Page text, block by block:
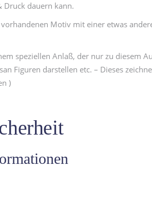
Druck dauern kann.
Motiv mit einer etwas
speziellen Anlaß, der nur zu diesem
Figuren darstellen etc. – Dieses
)